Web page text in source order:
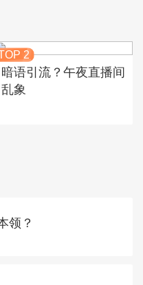
2
暗语引流？午夜直播间
乱象
领？